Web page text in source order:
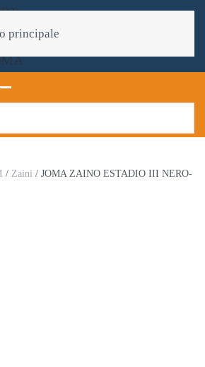
principale
/ Zaini / JOMA ZAINO ESTADIO III NERO-